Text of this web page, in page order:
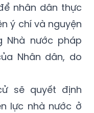
nhân dân thực
ý chí và nguyện
Nhà nước pháp
Nhân dân, do
sẽ quyết định
lực nhà nước ở